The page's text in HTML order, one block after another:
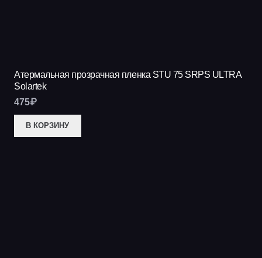
Атермальная прозрачная пленка STU 75 SRPS ULTRA
Solartek
475₽
В КОРЗИНУ